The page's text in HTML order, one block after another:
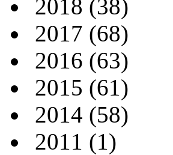
2018 (38)
2017 (68)
2016 (63)
2015 (61)
2014 (58)
2011 (1)